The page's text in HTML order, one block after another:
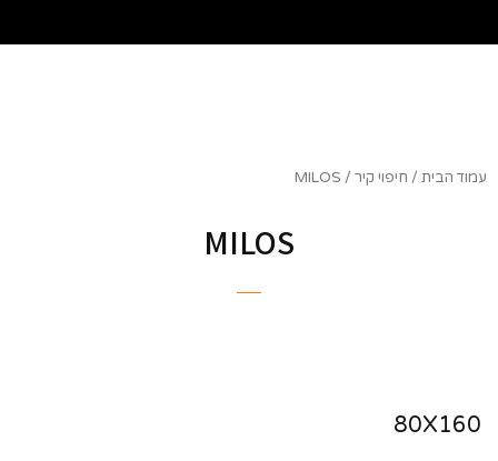
הַמְּסַיַּעַת
עמוד הבית / חיפוי קיר / MILOS
MILOS
80X160